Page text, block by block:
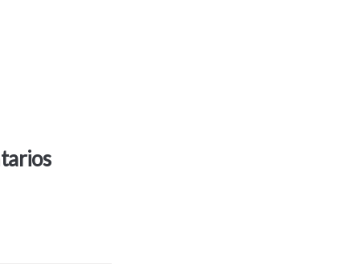
Cómo configurar una tarea para responder a comentarios